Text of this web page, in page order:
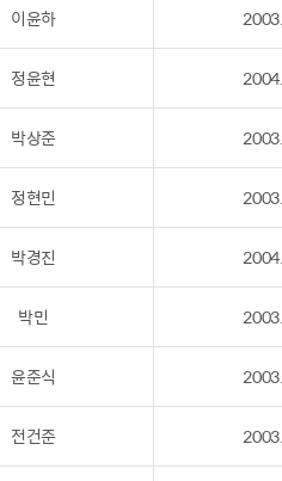
이윤하
정윤현
박상준
정현민
박경진
박민
윤준식
전건준